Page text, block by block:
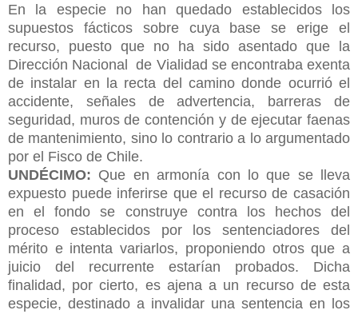
En la especie no han quedado establecidos los
supuestos fácticos sobre cuya base se erige el
recurso, puesto que no ha sido asentado que la
Dirección Nacionalde Vialidad se encontraba exenta
de instalar en la recta del camino donde ocurrió el
accidente, señales de advertencia, barreras de
seguridad, muros de contención y de ejecutar faenas
de mantenimiento, sino lo contrario a lo argumentado
por el Fisco de Chile.
UNDÉCIMO: Que en armonía con lo que se lleva
expuesto puede inferirse que el recurso de casación
en el fondo se construye contra los hechos del
proceso establecidos por los sentenciadores del
mérito e intenta variarlos, proponiendo otros que a
juicio del recurrente estarían probados. Dicha
finalidad, por cierto, es ajena a un recurso de esta
especie, destinado a invalidar una sentencia en los